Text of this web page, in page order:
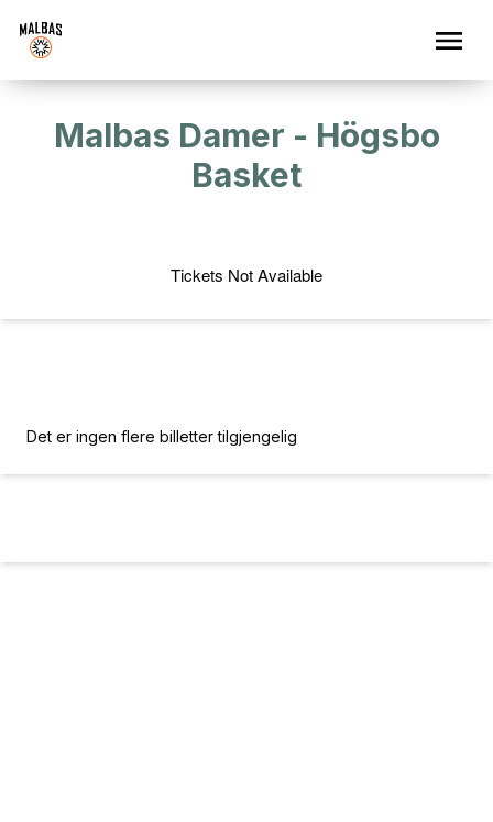
Malbas Damer - Högsbo
Basket
Tickets Not Available
Det er ingen flere billetter tilgjengelig